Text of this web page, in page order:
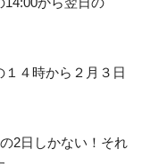
４時から２月３日
2日しかない！それ